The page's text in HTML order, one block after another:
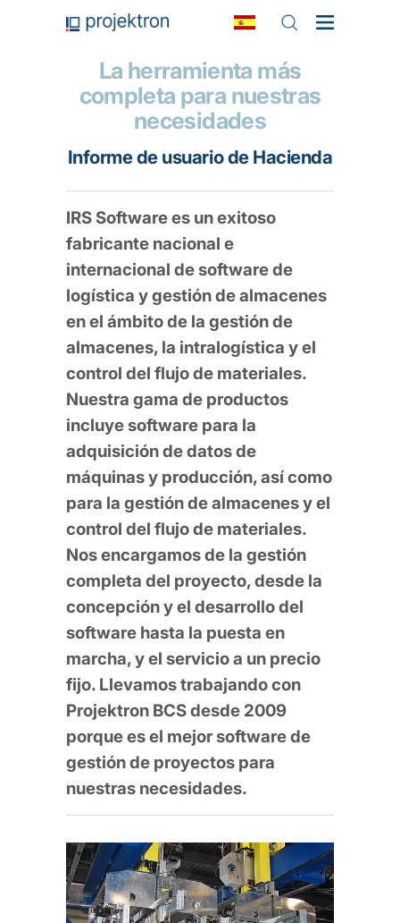
La herramienta más
completa para nuestras
necesidades
Informe de usuario de Hacienda
IRS Software es un exitoso
fabricante nacional e
internacional de software de
logística y gestión de almacenes
en el ámbito de la gestión de
almacenes, la intralogística y el
control del flujo de materiales.
Nuestra gama de productos
incluye software para la
adquisición de datos de
máquinas y producción, así como
para la gestión de almacenes y el
control del flujo de materiales.
Nos encargamos de la gestión
completa del proyecto, desde la
concepción y el desarrollo del
software hasta la puesta en
marcha, y el servicio a un precio
fijo. Llevamos trabajando con
Projektron BCS desde 2009
porque es el mejor software de
gestión de proyectos para
nuestras necesidades.